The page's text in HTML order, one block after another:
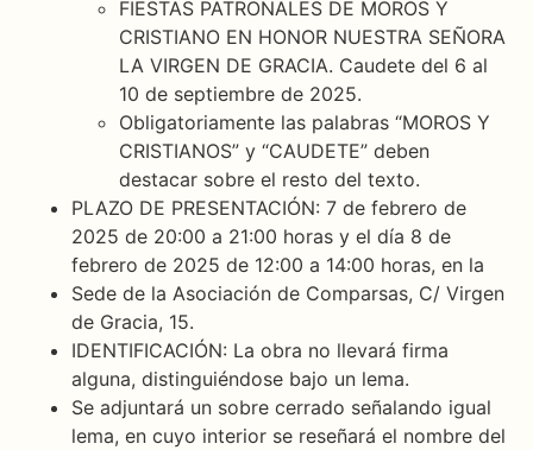
FIESTAS PATRONALES DE MOROS Y
CRISTIANO EN HONOR NUESTRA SEÑORA
LA VIRGEN DE GRACIA. Caudete del 6 al
10 de septiembre de 2025.
Obligatoriamente las palabras “MOROS Y
CRISTIANOS” y “CAUDETE” deben
destacar sobre el resto del texto.
PLAZO DE PRESENTACIÓN: 7 de febrero de
2025 de 20:00 a 21:00 horas y el día 8 de
febrero de 2025 de 12:00 a 14:00 horas, en la
Sede de la Asociación de Comparsas, C/ Virgen
de Gracia, 15.
IDENTIFICACIÓN: La obra no llevará firma
alguna, distinguiéndose bajo un lema.
Se adjuntará un sobre cerrado señalando igual
lema, en cuyo interior se reseñará el nombre del